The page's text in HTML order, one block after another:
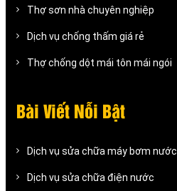
Thợ sơn nhà chuyên nghiệp
Dịch vụ chống thấm giá rẻ
Thợ chống dột mái tôn mái ngói
Bài Viết Nỗi Bật
Dịch vụ sửa chữa máy bơm nước
Dịch vụ sửa chữa điện nước